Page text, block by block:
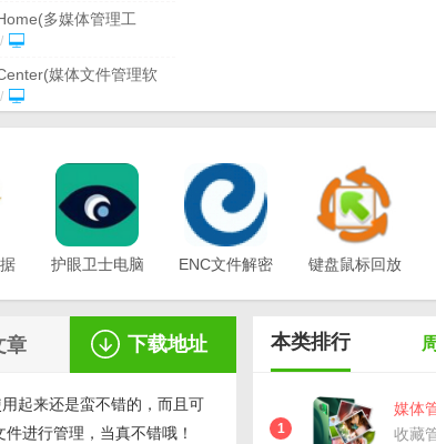
多媒体管理工
方版
/
媒体文件管理软
官方版
/
体管理) 32位 v16.62.2
台内容管理系统
Center(多功能媒体管理
官方版
/
手官方版 (营销管理工
护眼卫士电脑
ENC文件解密
键盘鼠标回放
章 下载地址
起来还是蛮不错的，而且可
进行管理，当真不错哦！
本类排行
1
媒体
v2.32
收藏